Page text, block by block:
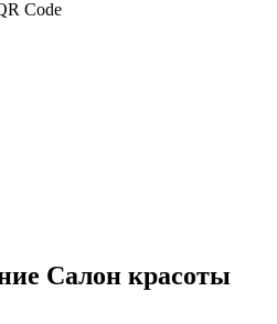
Салон красоты